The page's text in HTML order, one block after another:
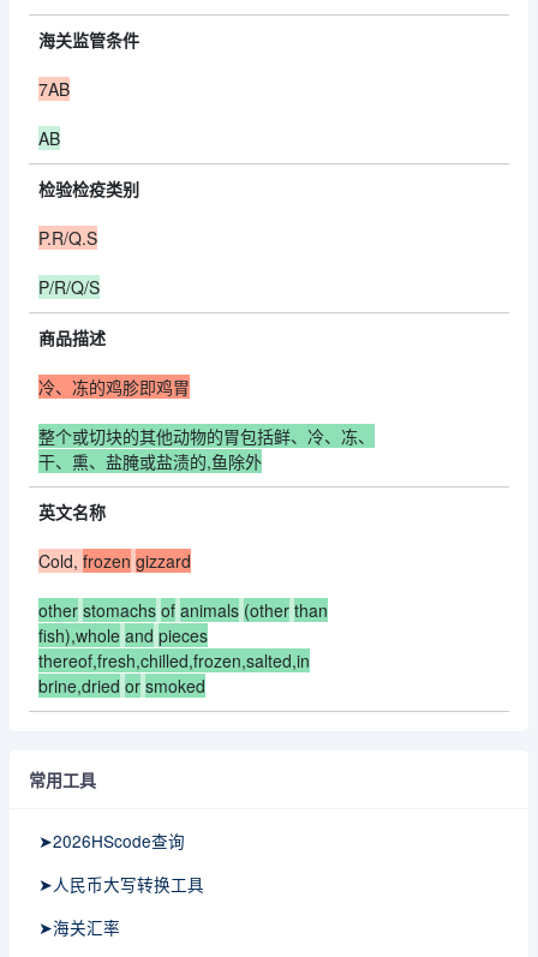
海关监管条件
7AB
AB
检验检疫类别
P.R/Q.S
P/R/Q/S
商品描述
冷、冻的鸡胗即鸡胃
整个或切块的其他动物的胃包括鲜、冷、冻、
干、熏、盐腌或盐渍的,鱼除外
英文名称
Cold, frozen gizzard
other stomachs of animals (other than
fish),whole and pieces
thereof,fresh,chilled,frozen,salted,in
brine,dried or smoked
常用工具
➤2026HScode查询
➤人民币大写转换工具
➤海关汇率